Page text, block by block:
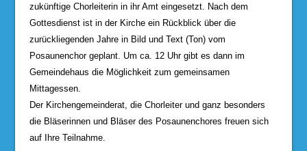
zukünftige Chorleiterin in ihr Amt eingesetzt. Nach dem
Gottesdienst ist in der Kirche ein Rückblick über die
zurückliegenden Jahre in Bild und Text (Ton) vom
Posaunenchor geplant. Um ca. 12 Uhr gibt es dann im
Gemeindehaus die Möglichkeit zum gemeinsamen
Mittagessen.
Der Kirchengemeinderat, die Chorleiter und ganz besonders
die Bläserinnen und Bläser des Posaunenchores freuen sich
auf Ihre Teilnahme.